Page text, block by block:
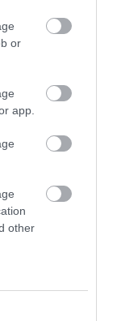
or
app.
other
hogyan
elleni
volt,
az